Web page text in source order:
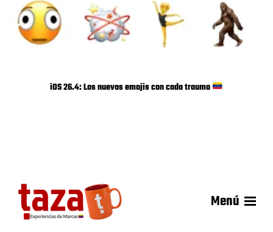
iOS 26.4: Los nuevos emojis con cada trauma
Menú